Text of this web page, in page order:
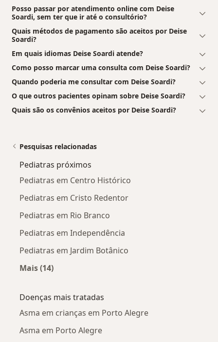
Posso passar por atendimento online com Deise
Soardi, sem ter que ir até o consultório?
Quais métodos de pagamento são aceitos por Deise
Soardi?
Em quais idiomas Deise Soardi atende?
Como posso marcar uma consulta com Deise Soardi?
Quando poderia me consultar com Deise Soardi?
O que outros pacientes opinam sobre Deise Soardi?
Quais são os convênios aceitos por Deise Soardi?
Pesquisas relacionadas
Pediatras próximos
Pediatras em Centro Histórico
Pediatras em Cristo Redentor
Pediatras em Rio Branco
Pediatras em Independência
Pediatras em Jardim Botânico
Mais (14)
Doenças mais tratadas
Asma em crianças em Porto Alegre
Asma em Porto Alegre